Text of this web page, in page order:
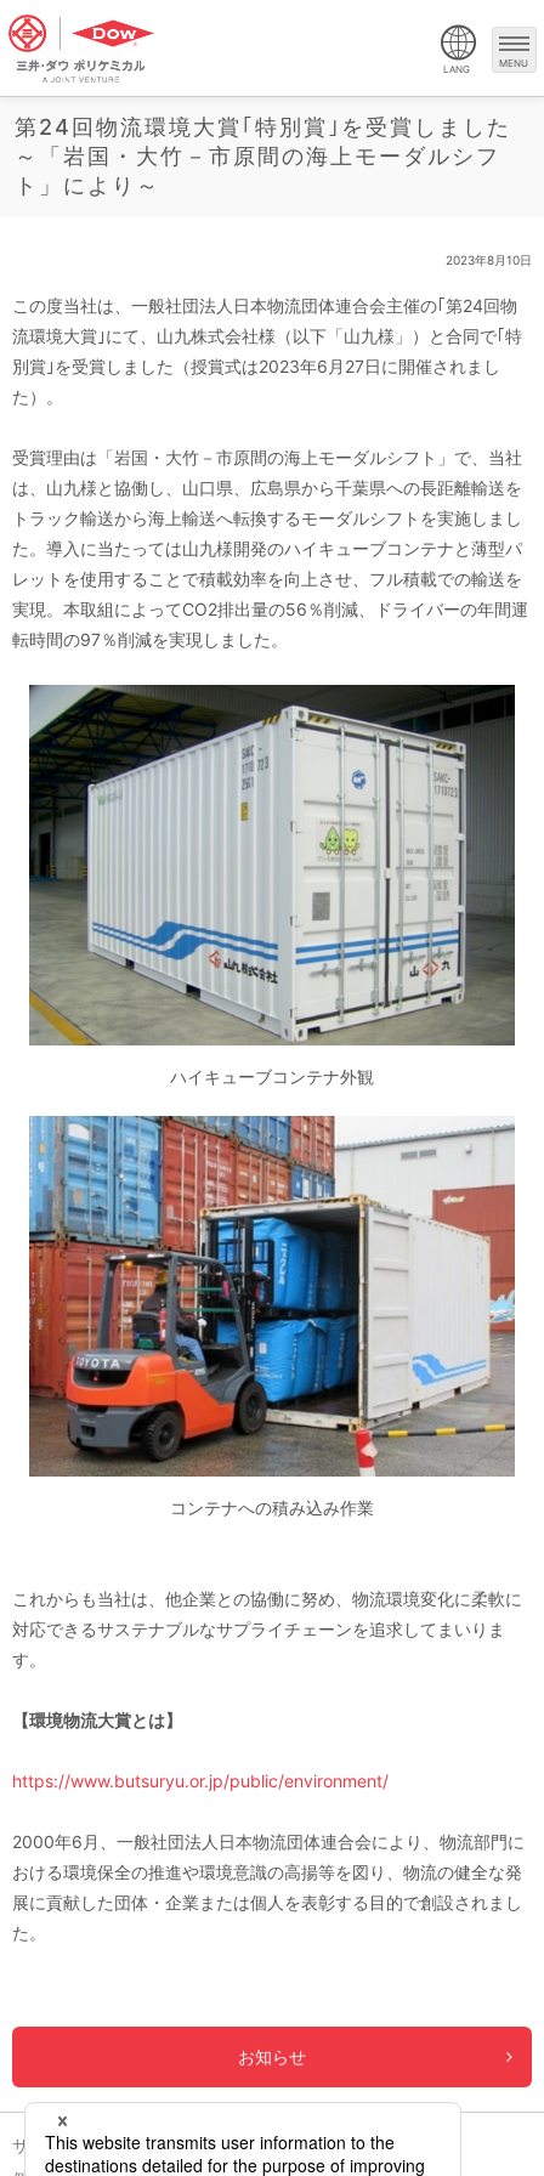
LANG MENU
第24回物流環境大賞｢特別賞｣を受賞しました
～「岩国・大竹－市原間の海上モーダルシフ
ト」により～
2023年8月10日
この度当社は、一般社団法人日本物流団体連合会主催の｢第24回物
流環境大賞｣にて、山九株式会社様（以下「山九様」）と合同で｢特
別賞｣を受賞しました（授賞式は2023年6月27日に開催されまし
た）。
受賞理由は「岩国・大竹－市原間の海上モーダルシフト」で、当社
は、山九様と協働し、山口県、広島県から千葉県への長距離輸送を
トラック輸送から海上輸送へ転換するモーダルシフトを実施しまし
た。導入に当たっては山九様開発のハイキューブコンテナと薄型パ
レットを使用することで積載効率を向上させ、フル積載での輸送を
実現。本取組によってCO2排出量の56％削減、ドライバーの年間運
転時間の97％削減を実現しました。
ハイキューブコンテナ外観
コンテナへの積み込み作業
これからも当社は、他企業との協働に努め、物流環境変化に柔軟に
対応できるサステナブルなサプライチェーンを追求してまいりま
す。
【環境物流大賞とは】
https://www.butsuryu.or.jp/public/environment/
2000年6月、一般社団法人日本物流団体連合会により、物流部門に
おける環境保全の推進や環境意識の高揚等を図り、物流の健全な発
展に貢献した団体・企業または個人を表彰する目的で創設されまし
た。
お知らせ
サイトのご利用について